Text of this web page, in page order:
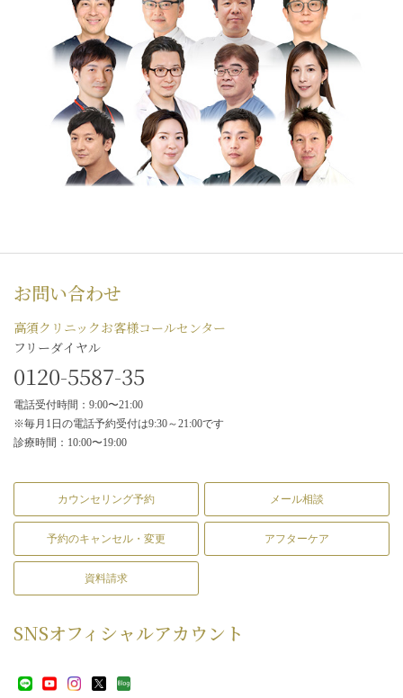
お問い合わせ
高須クリニックお客様コールセンター
フリーダイヤル
0120-5587-35
電話受付時間：9:00〜21:00
※毎月1日の電話予約受付は9:30～21:00です
診療時間：10:00〜19:00
カウンセリング予約 メール相談
予約のキャンセル・変更 アフターケア
資料請求
SNSオフィシャルアカウント